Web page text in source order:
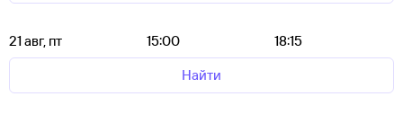
21 авг, пт 15:00
18:15
Найти